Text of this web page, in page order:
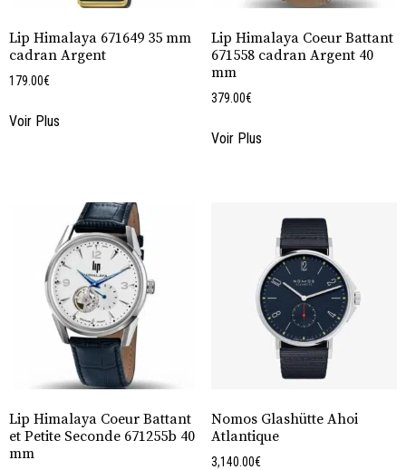
Lip Himalaya 671649 35 mm
cadran Argent
179.00€
Voir Plus
Lip Himalaya Coeur Battant
671558 cadran Argent 40
mm
379.00€
Voir Plus
Lip Himalaya Coeur Battant
et Petite Seconde 671255b 40
mm
Nomos Glashütte Ahoi
Atlantique
3,140.00€